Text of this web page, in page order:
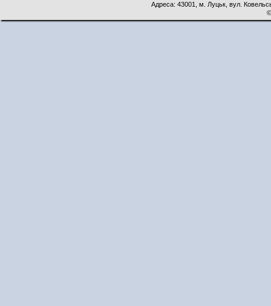
Адреса: 43001, м. Луцьк, вул.